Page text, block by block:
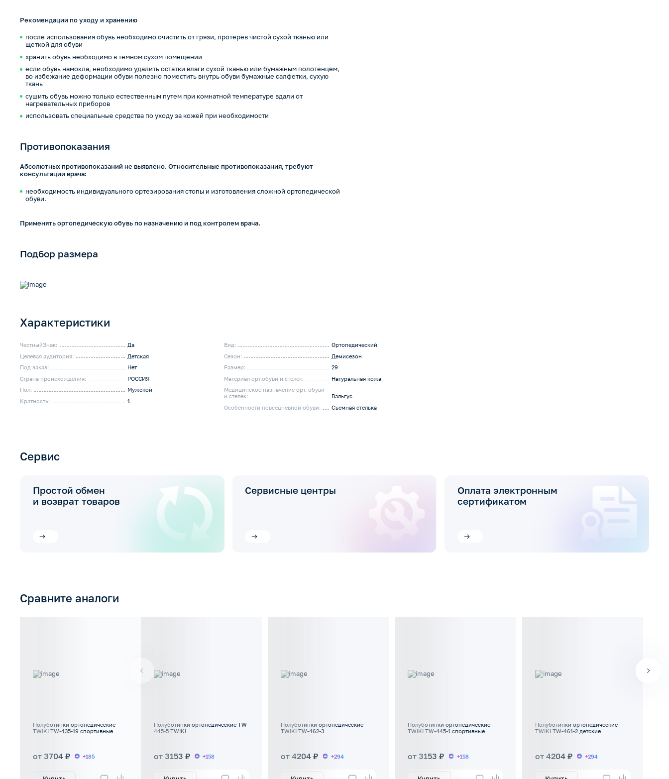
Рекомендации по уходу и хранению
после использования обувь необходимо очистить от грязи, протерев чистой сухой тканью или
щеткой для обуви
хранить обувь необходимо в темном сухом помещении
если обувь намокла, необходимо удалить остатки влаги сухой тканью или бумажным полотенцем,
во избежание деформации обуви полезно поместить внутрь обуви бумажные салфетки, сухую
ткань
сушить обувь можно только естественным путем при комнатной температуре вдали от
нагревательных приборов
использовать специальные средства по уходу за кожей при необходимости
Противопоказания
Абсолютных противопоказаний не выявлено. Относительные противопоказания, требуют
консультации врача:
необходимость индивидуального ортезирования стопы и изготовления сложной ортопедической
обуви.
Применять ортопедическую обувь по назначению и под контролем врача.
Подбор размера
Характеристики
ЧестныйЗнак:
Да
Целевая аудитория:
Детская
Под заказ:
Нет
Страна происхождения:
РОССИЯ
Пол:
Мужской
Кратность:
1
Вид:
Ортопедический
Сезон:
Демисезон
Размер:
29
Материал орт.обуви и стелек:
Натуральная кожа
Медицинское назначение орт. обуви
и стелек:
Вальгус
Особенности повседневной обуви:
Съемная стелька
Сервис
Простой обмен
и возврат товаров
Сервисные центры
Оплата электронным
сертификатом
Сравните аналоги
Полуботинки ортопедические
TWIKI TW-435-19 спортивные
от 3704 ₽ +185
Полуботинки ортопедические TW-
445-5 TWIKI
от 3153 ₽ +158
Полуботинки ортопедические
TWIKI TW-462-3
от 4204 ₽ +294
Полуботинки ортопедические
TWIKI TW-445-1 спортивные
от 3153 ₽ +158
Полуботинки ортопедические
TWIKI TW-461-2 детские
от 4204 ₽ +294